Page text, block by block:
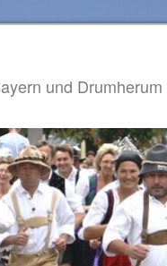
und Drumherum